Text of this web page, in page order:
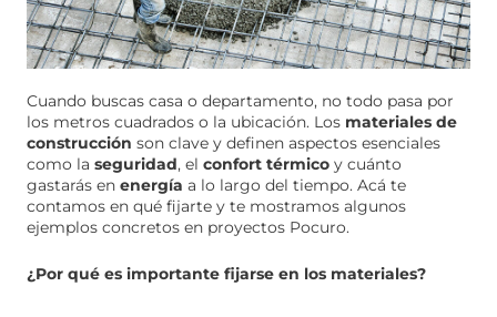
Cuando buscas casa o departamento, no todo pasa por
los metros cuadrados o la ubicación. Los materiales de
construcción son clave y definen aspectos esenciales
como la seguridad, el confort térmico y cuánto
gastarás en energía a lo largo del tiempo. Acá te
contamos en qué fijarte y te mostramos algunos
ejemplos concretos en proyectos Pocuro.
¿Por qué es importante fijarse en los materiales?